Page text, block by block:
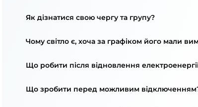
Як дізнатися свою чергу та групу?
Чому світло є, хоча за графіком його мали
Що робити після відновлення
Що зробити перед можливим